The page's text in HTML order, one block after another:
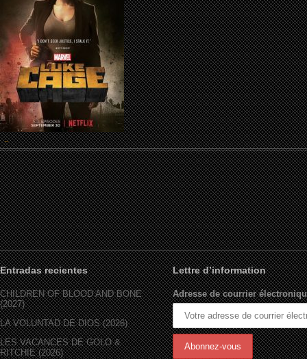
Entradas recientes
CHILDREN OF BLOOD AND BONE
(2027)
LA VOLUNTAD DE DIOS (2026)
LES VACANCES DE GOLO &
RITCHIE (2026)
Lettre d’information
Adresse de courrier